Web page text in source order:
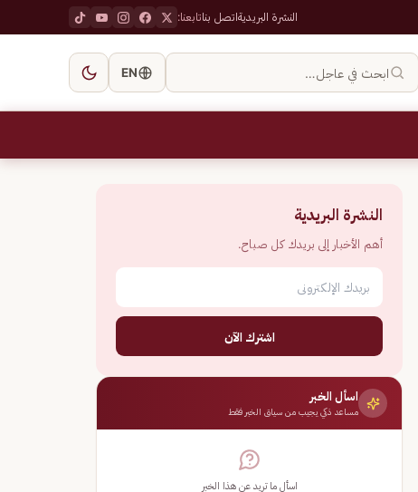
النشرة البريديةاتصل بناتابعنا:
ابحث في عاجل… EN
النشرة البريدية
أهم الأخبار إلى بريدك كل صباح.
اشترك الآن
اسأل الخبر
مساعد ذكي يجيب من سياق الخبر فقط
اسأل ما تريد عن هذا الخبر